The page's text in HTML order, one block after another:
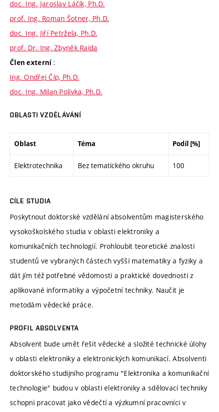
doc. Ing. Jaroslav Láčík, Ph.D.
prof. Ing. Roman Šotner, Ph.D.
doc. Ing. Jiří Petržela, Ph.D.
prof. Dr. Ing. Zbyněk Raida
Člen externí :
Ing. Ondřej Číp, Ph.D.
doc. Ing. Milan Polívka, Ph.D.
OBLASTI VZDĚLÁVÁNÍ
Oblast Téma Podíl [%]
Elektrotechnika Bez tematického okruhu 100
CÍLE STUDIA
Poskytnout doktorské vzdělání absolventům magisterského
vysokoškolského studia v oblasti elektroniky a
komunikačních technologií. Prohloubit teoretické znalosti
studentů ve vybraných částech vyšší matematiky a fyziky a
dát jím též potřebné vědomosti a praktické dovednosti z
aplikované informatiky a výpočetní techniky. Naučit je
metodám vědecké práce.
PROFIL ABSOLVENTA
Absolvent bude umět řešit vědecké a složité technické úlohy
v oblasti elektroniky a elektronických komunikací. Absolventi
doktorského studijního programu "Elektronika a komunikační
technologie" budou v oblasti elektroniky a sdělovací techniky
schopni pracovat jako vědečtí a výzkumní pracovníci v